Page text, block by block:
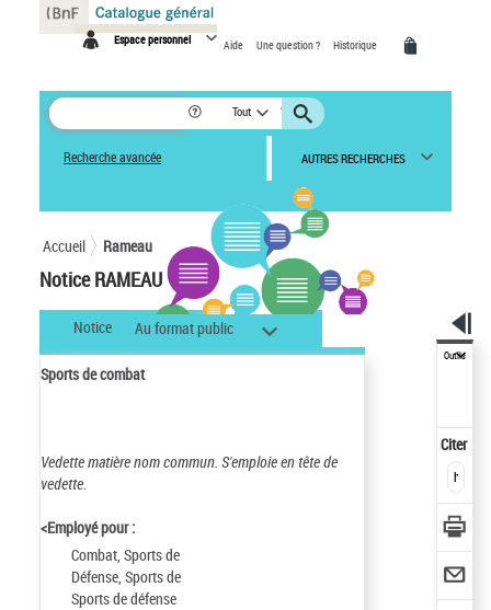
Espace personnel Aide Une question ? Historique
Tout
Recherche avancée AUTRES RECHERCHES
Accueil Rameau
Notice RAMEAU
Notice Au format public
Sports de combat
Vedette matière nom commun. S'emploie en tête de
vedette.
<Employé pour :
Combat, Sports de
Défense, Sports de
Sports de défense
Outils
Citer
Panneau de gestion des cookies